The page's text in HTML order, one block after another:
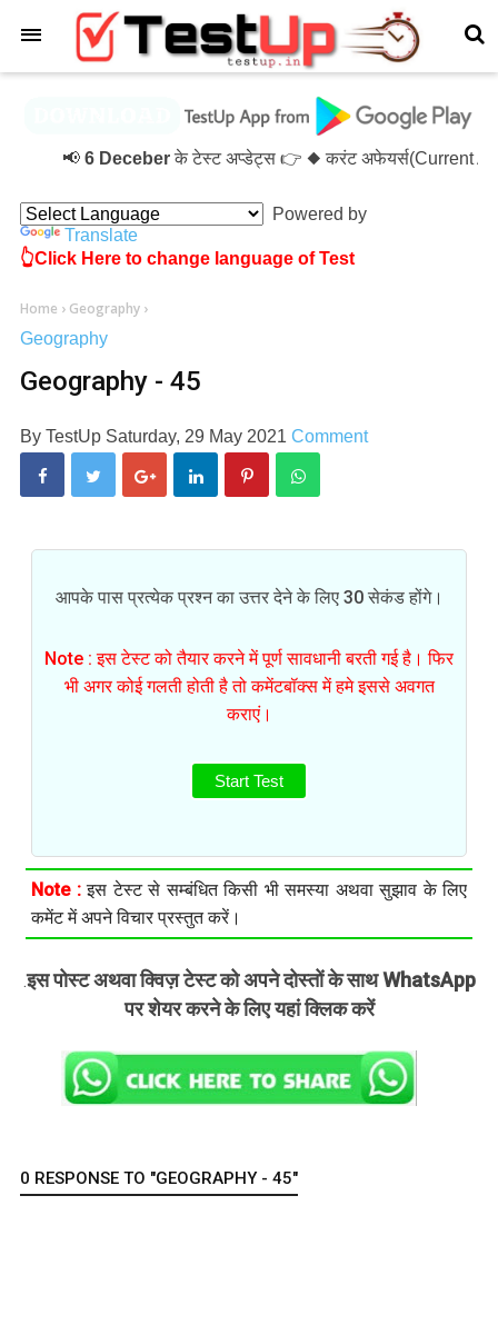
6 Deceberके टेस्ट अप्डेट्स 👉 ◆ करंट अफेयर्स(Current
Powered by
Translate
👆Click Here to change language of Test
Home › Geography ›
Geography
Geography - 45
By TestUp Saturday, 29 May 2021 Comment
आपके पास प्रत्येक प्रश्न का उत्तर देने के लिए 30 सेकंड होंगे।
Note : इस टेस्ट को तैयार करने में पूर्ण सावधानी बरती गई है। फिर
भी अगर कोई गलती होती है तो कमेंटबॉक्स में हमे इससे अवगत
कराएं।
Start Test
Note :इस टेस्ट से सम्बंधित किसी भी समस्या अथवा सुझाव के लिए
कमेंट में अपने विचार प्रस्तुत करें।
.इस पोस्ट अथवा क्विज़ टेस्ट को अपने दोस्तों के साथ WhatsApp
पर शेयर करने के लिए यहां क्लिक करें
0 RESPONSE TO "GEOGRAPHY - 45"